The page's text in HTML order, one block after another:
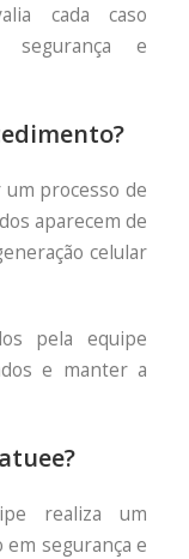
cada caso
segurança e
um processo de
aparecem de
celular
pela equipe
e manter a
realiza um
segurança e